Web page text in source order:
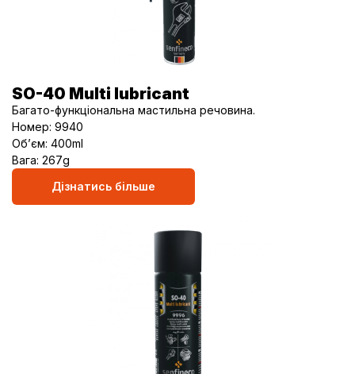
SO-40 Multi lubricant
Багато-функціональна мастильна речовина.
Номер: 9940
Об’єм: 400ml
Вага: 267g
Дізнатись більше